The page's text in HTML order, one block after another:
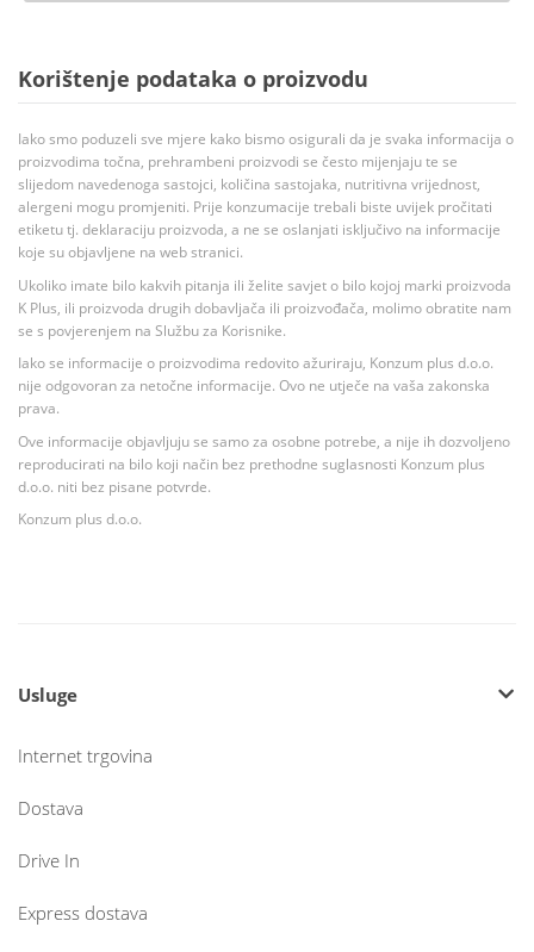
Korištenje podataka o proizvodu
Iako smo poduzeli sve mjere kako bismo osigurali da je svaka informacija o
proizvodima točna, prehrambeni proizvodi se često mijenjaju te se
slijedom navedenoga sastojci, količina sastojaka, nutritivna vrijednost,
alergeni mogu promjeniti. Prije konzumacije trebali biste uvijek pročitati
etiketu tj. deklaraciju proizvoda, a ne se oslanjati isključivo na informacije
koje su objavljene na web stranici.
Ukoliko imate bilo kakvih pitanja ili želite savjet o bilo kojoj marki proizvoda
K Plus, ili proizvoda drugih dobavljača ili proizvođača, molimo obratite nam
se s povjerenjem na Službu za Korisnike.
Iako se informacije o proizvodima redovito ažuriraju, Konzum plus d.o.o.
nije odgovoran za netočne informacije. Ovo ne utječe na vaša zakonska
prava.
Ove informacije objavljuju se samo za osobne potrebe, a nije ih dozvoljeno
reproducirati na bilo koji način bez prethodne suglasnosti Konzum plus
d.o.o. niti bez pisane potvrde.
Konzum plus d.o.o.
Usluge
Internet trgovina
Dostava
Drive In
Express dostava